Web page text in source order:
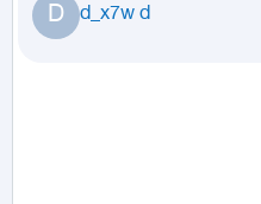
D d_x7w d